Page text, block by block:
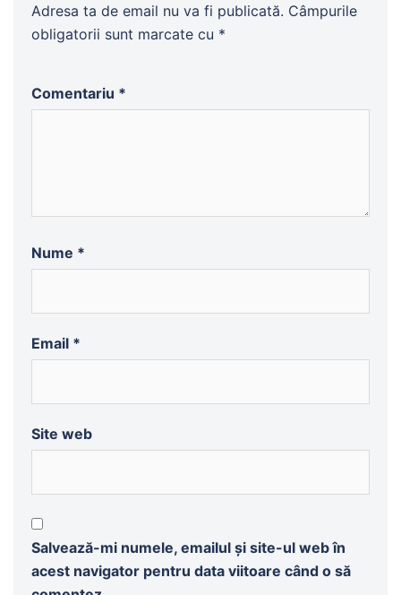
Adresa ta de email nu va fi publicată. Câmpurile
obligatorii sunt marcate cu *
Comentariu *
Nume *
Email *
Site web
Salvează-mi numele, emailul și site-ul web în
acest navigator pentru data viitoare când o să